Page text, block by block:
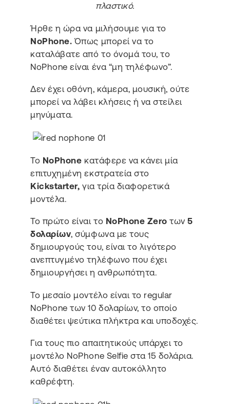
πλαστικό.
Ήρθε η ώρα να μιλήσουμε για το
NoPhone. Όπως μπορεί να το
καταλάβατε από το όνομά του, το
NoPhone είναι ένα “μη τηλέφωνο”.
Δεν έχει οθόνη, κάμερα, μουσική, ούτε
μπορεί να λάβει κλήσεις ή να στείλει
μηνύματα.
Το NoPhone κατάφερε να κάνει μία
επιτυχημένη εκστρατεία στο
Kickstarter, για τρία διαφορετικά
μοντέλα.
Το πρώτο είναι το NoPhone Zero των5
δολαρίων, σύμφωνα με τους
δημιουργούς του, είναι το λιγότερο
ανεπτυγμένο τηλέφωνο που έχει
δημιουργήσει η ανθρωπότητα.
Το μεσαίο μοντέλο είναι το regular
NoPhone των 10 δολαρίων, το οποίο
διαθέτει ψεύτικα πλήκτρα και υποδοχές.
Για τους πιο απαιτητικούς υπάρχει το
μοντέλο NoPhone Selfie στα 15 δολάρια.
Αυτό διαθέτει έναν αυτοκόλλητο
καθρέφτη.